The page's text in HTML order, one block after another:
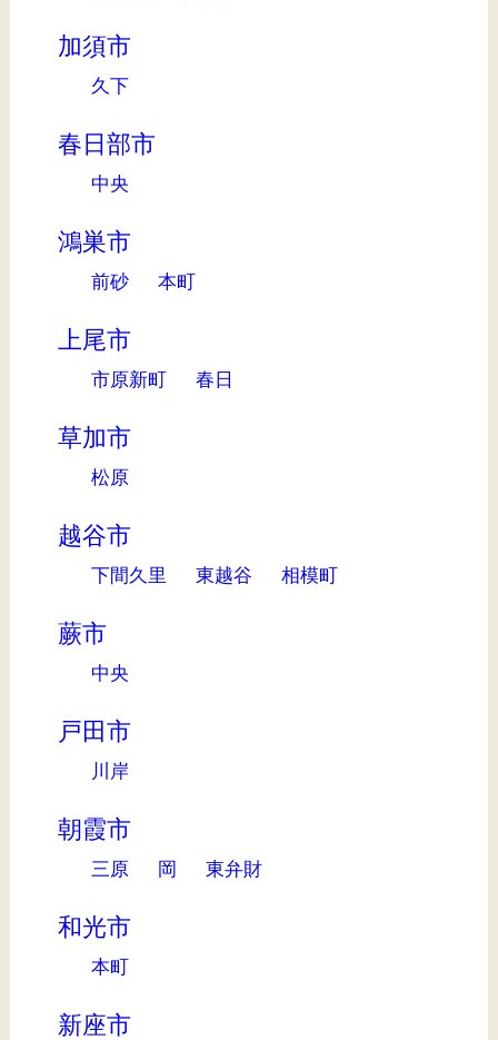
加須市
久下
春日部市
中央
鴻巣市
前砂 本町
上尾市
市原新町 春日
草加市
松原
越谷市
下間久里 東越谷 相模町
蕨市
中央
戸田市
川岸
朝霞市
三原 岡 東弁財
和光市
本町
新座市